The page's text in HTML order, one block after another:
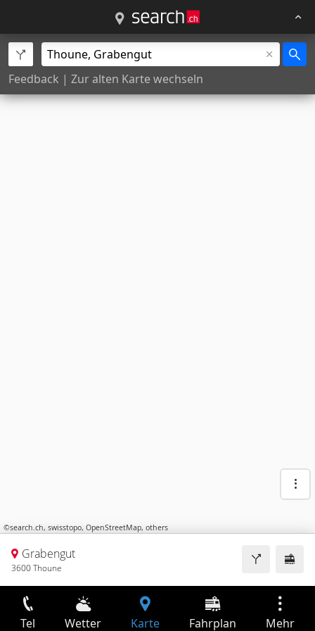
Feedback | Zur alten Karte wechseln
©search.ch, swisstopo, OpenStreetMap, others
Grabengut
3600 Thoune
Tel Wetter Karte Fahrplan Mehr